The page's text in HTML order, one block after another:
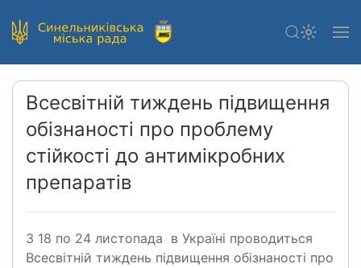
Всесвітній тиждень підвищення
обізнаності про проблему
стійкості до антимікробних
препаратів
З 18 по 24 листопада в Україні проводиться
Всесвітній тиждень підвищення обізнаності про